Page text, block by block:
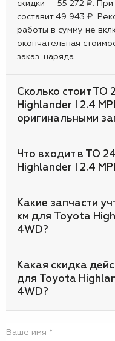
скидки — 55 272 ₽.
составит 49 943 ₽.
работы в сумму не
окончательная
заказ-наряда.
Сколько стоит
Highlander I 2.4
оригинальными
Что входит в ТО
Highlander I 2.4
Какие запчасти
км для Toyota
4WD?
Какая скидка
для Toyota
4WD?